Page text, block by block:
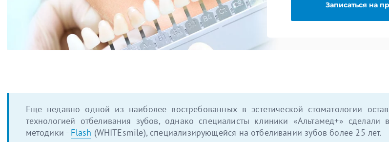
Записаться на
Еще недавно одной из наиболее востребованных в эстетической стоматологии
технологией отбеливания зубов, однако специалисты клиники «Альтамед+»
методики - Fläsh (WHITEsmile), специализирующейся на отбеливании зубов более 25 лет.